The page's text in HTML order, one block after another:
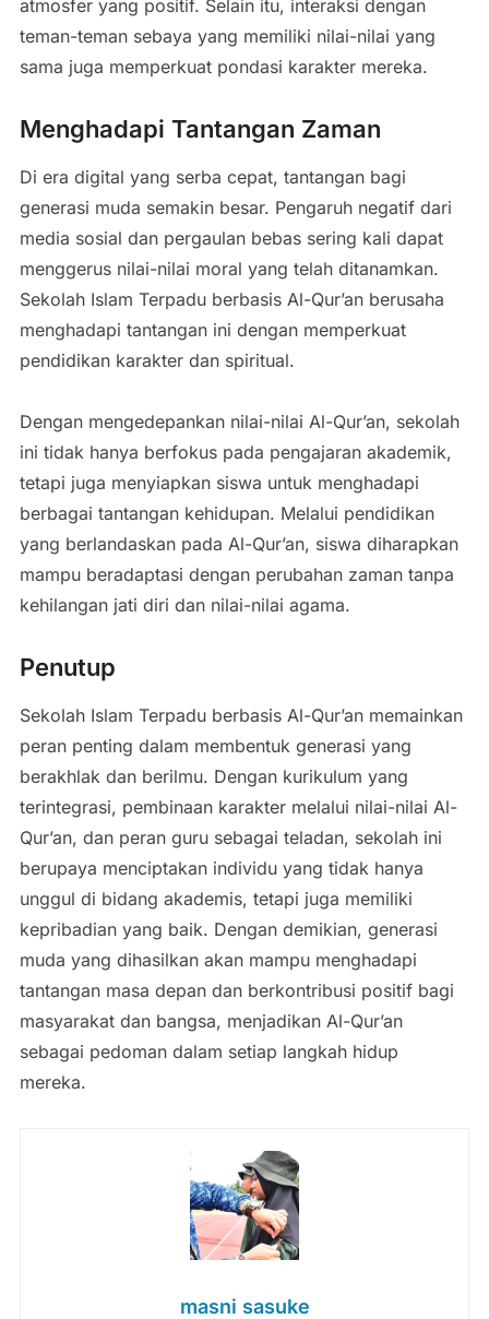
atmosfer yang positif. Selain itu, interaksi dengan
teman-teman sebaya yang memiliki nilai-nilai yang
sama juga memperkuat pondasi karakter mereka.
Menghadapi Tantangan Zaman
Di era digital yang serba cepat, tantangan bagi
generasi muda semakin besar. Pengaruh negatif dari
media sosial dan pergaulan bebas sering kali dapat
menggerus nilai-nilai moral yang telah ditanamkan.
Sekolah Islam Terpadu berbasis Al-Qur’an berusaha
menghadapi tantangan ini dengan memperkuat
pendidikan karakter dan spiritual.
Dengan mengedepankan nilai-nilai Al-Qur’an, sekolah
ini tidak hanya berfokus pada pengajaran akademik,
tetapi juga menyiapkan siswa untuk menghadapi
berbagai tantangan kehidupan. Melalui pendidikan
yang berlandaskan pada Al-Qur’an, siswa diharapkan
mampu beradaptasi dengan perubahan zaman tanpa
kehilangan jati diri dan nilai-nilai agama.
Penutup
Sekolah Islam Terpadu berbasis Al-Qur’an memainkan
peran penting dalam membentuk generasi yang
berakhlak dan berilmu. Dengan kurikulum yang
terintegrasi, pembinaan karakter melalui nilai-nilai Al-
Qur’an, dan peran guru sebagai teladan, sekolah ini
berupaya menciptakan individu yang tidak hanya
unggul di bidang akademis, tetapi juga memiliki
kepribadian yang baik. Dengan demikian, generasi
muda yang dihasilkan akan mampu menghadapi
tantangan masa depan dan berkontribusi positif bagi
masyarakat dan bangsa, menjadikan Al-Qur’an
sebagai pedoman dalam setiap langkah hidup
mereka.
masni sasuke